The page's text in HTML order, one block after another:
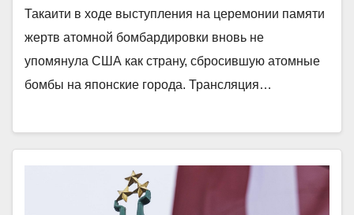
Такаити в ходе выступления на церемонии памяти
жертв атомной бомбардировки вновь не
упомянула США как страну, сбросившую атомные
бомбы на японские города. Трансляция…